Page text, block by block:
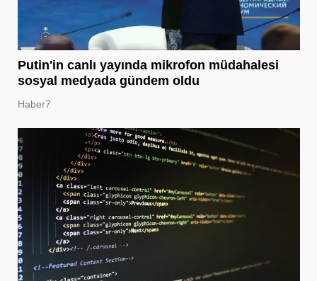
Putin'in canlı yayında mikrofon müdahalesi
sosyal medyada gündem oldu
Haber7